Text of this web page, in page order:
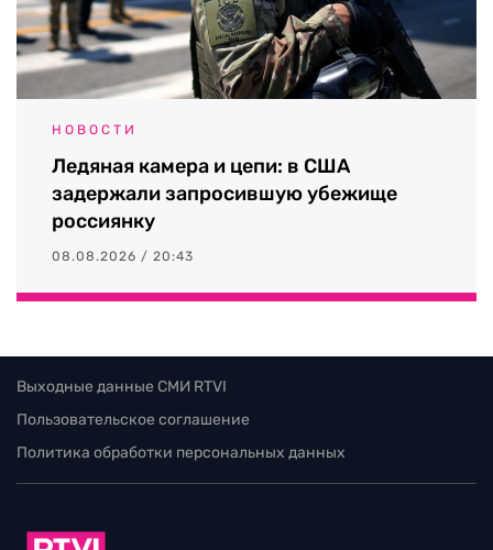
НОВОСТИ
Ледяная камера и цепи: в США
задержали запросившую убежище
россиянку
08.08.2026 / 20:43
Выходные данные СМИ RTVI
Пользовательское соглашение
Политика обработки персональных данных